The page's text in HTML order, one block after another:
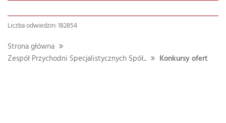
Liczba odwiedzin: 182854
Strona główna
Zespół Przychodni Specjalistycznych Spół...
Konkursy ofert